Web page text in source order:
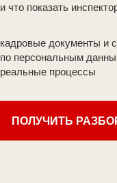
и что показать
кадровые документы и
по персональным
реальные процессы
ПОЛУЧИТЬ